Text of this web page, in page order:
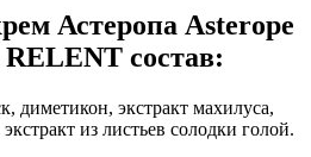
Астеропа Asterope
состав:
диметикон, экстракт махилуса,
из листьев солодки голой.